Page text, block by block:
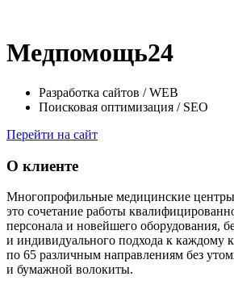
Медпомощь24
Разработка сайтов / WEB
Поисковая оптимизация / SEO
Перейти на сайт
О клиенте
Многопрофильные медицинские
это сочетание работы
персонала и новейшего оборудования,
и индивидуального подхода к каждому
по 65 различным направлениям без
и бумажной волокиты.